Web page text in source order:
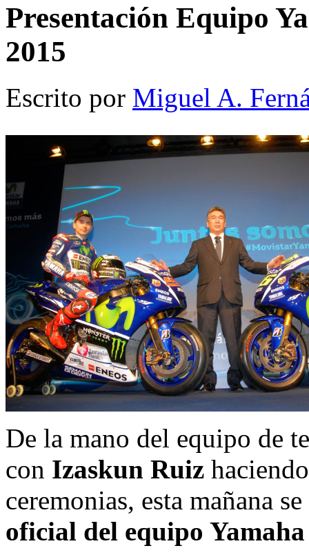
Presentación Equipo
2015
Escrito por Miguel A.
De la mano del equipo de
con Izaskun Ruiz
ceremonias, esta mañana
oficial del equipo